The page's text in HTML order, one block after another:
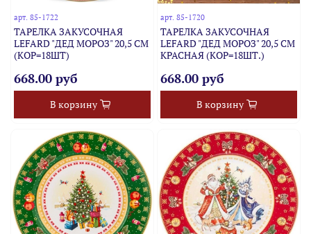
арт.85-1722
ТАРЕЛКА ЗАКУСОЧНАЯ
LEFARD "ДЕД МОРОЗ" 20,5 СМ
(КОР=18ШТ)
668.00 руб
В корзину
арт. 85-1720
ТАРЕЛКА ЗАКУСОЧНАЯ
LEFARD "ДЕД МОРОЗ" 20,5 СМ
КРАСНАЯ (КОР=18ШТ.)
668.00 руб
В корзину